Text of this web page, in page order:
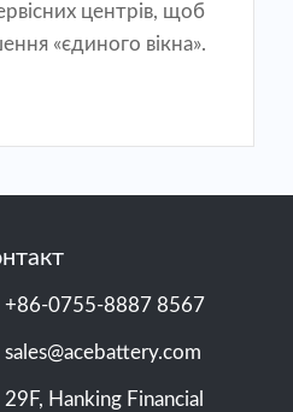
центрів, щоб
«єдиного вікна».
+86-0755-8887 8567
sales@acebattery.com
29F, Hanking Financial